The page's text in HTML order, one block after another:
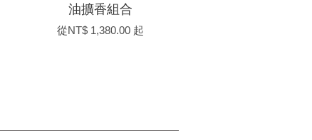
油擴香組合
從NT$ 1,380.00 起